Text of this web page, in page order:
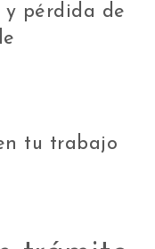
y pérdida de
tu trabajo